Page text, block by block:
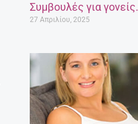
Συμβουλές για γονείς.
27 Απριλίου, 2025